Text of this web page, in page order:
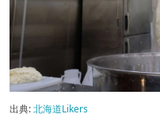
出典:北海道Likers